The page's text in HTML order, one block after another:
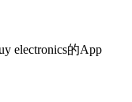
electronics的App